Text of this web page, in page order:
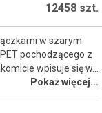
12458 szt.
w szarym
pochodzącego z
wpisuje się w...
Pokaż więcej...